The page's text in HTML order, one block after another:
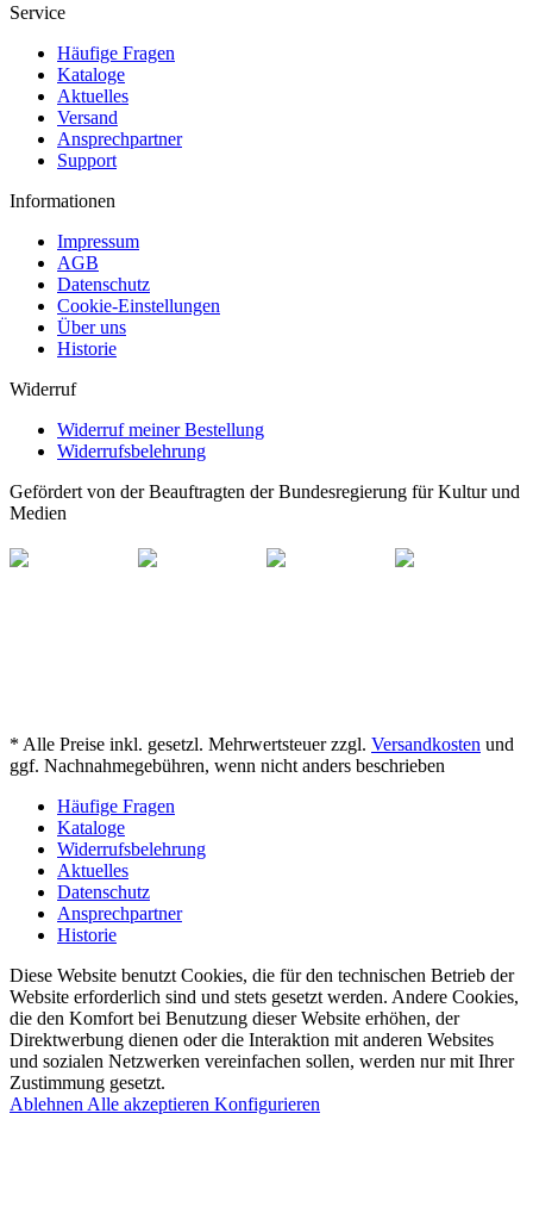
Service
Häufige Fragen
Kataloge
Aktuelles
Versand
Ansprechpartner
Support
Informationen
Impressum
AGB
Datenschutz
Cookie-Einstellungen
Über uns
Historie
Widerruf
Widerruf meiner Bestellung
Widerrufsbelehrung
Gefördert von der Beauftragten der Bundesregierung für Kultur und
Medien
* Alle Preise inkl. gesetzl. Mehrwertsteuer zzgl. Versandkosten und
ggf. Nachnahmegebühren, wenn nicht anders beschrieben
Häufige Fragen
Kataloge
Widerrufsbelehrung
Aktuelles
Datenschutz
Ansprechpartner
Historie
Diese Website benutzt Cookies, die für den technischen Betrieb der
Website erforderlich sind und stets gesetzt werden. Andere Cookies,
die den Komfort bei Benutzung dieser Website erhöhen, der
Direktwerbung dienen oder die Interaktion mit anderen Websites
und sozialen Netzwerken vereinfachen sollen, werden nur mit Ihrer
Zustimmung gesetzt.
AblehnenAlle akzeptieren Konfigurieren